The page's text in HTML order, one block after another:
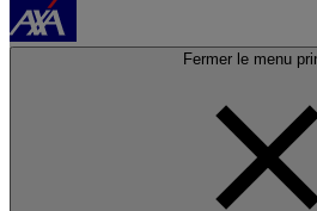
Fermer le menu